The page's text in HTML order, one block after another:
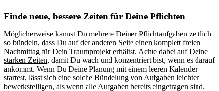
Finde neue, bessere Zeiten für Deine Pflichten
Möglicherweise kannst Du mehrere Deiner Pflichtaufgaben zeitlich
so bündeln, dass Du auf der anderen Seite einen komplett freien
Nachmittag für Dein Traumprojekt erhältst. Achte dabei auf Deine
starken Zeiten, damit Du wach und konzentriert bist, wenn es darauf
ankommt. Wenn Du Deine Planung mit einem leeren Kalender
startest, lässt sich eine solche Bündelung von Aufgaben leichter
bewerkstelligen, als wenn alle Aufgaben bereits eingetragen sind.